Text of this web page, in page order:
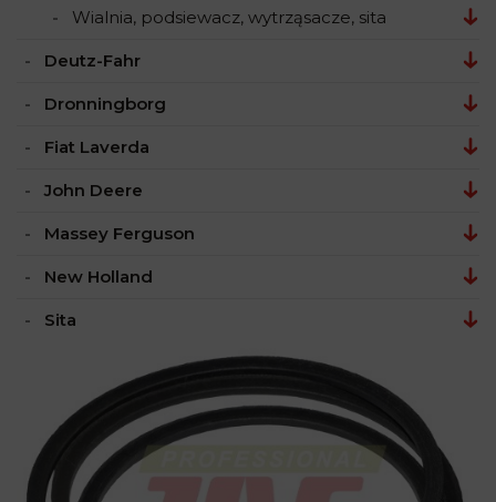
Wialnia, podsiewacz, wytrząsacze, sita
Deutz-Fahr
Dronningborg
Fiat Laverda
John Deere
Massey Ferguson
New Holland
Sita